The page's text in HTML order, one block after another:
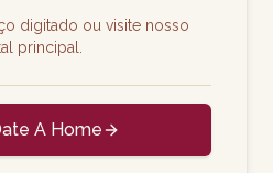
digitado ou visite nosso
principal.
A Home